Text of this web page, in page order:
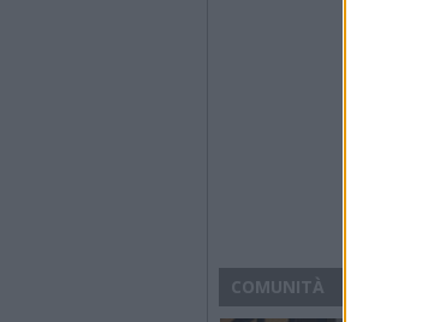
COMUNITÀ